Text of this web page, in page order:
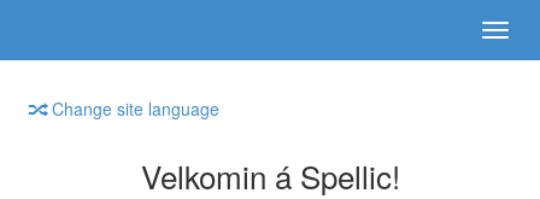
Change site language
Velkomin á Spellic!